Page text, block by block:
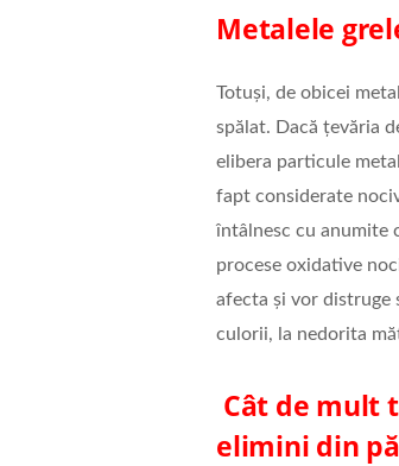
Metalele
Totuși, de obicei
spălat. Dacă țevăria
elibera particule
fapt considerate
întâlnesc cu anumite
procese oxidative
afecta și vor distruge
culorii, la nedorita
Cât de mult
elimini din